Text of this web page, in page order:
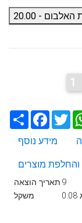
1
שתף
מידע נוסף
והחלפת מוצרים
תאריך הוצאה 9
משקל